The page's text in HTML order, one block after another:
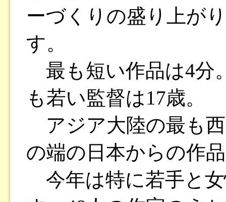
ーづくりの盛り上が
す。
最も短い作品は4分
も若い監督は17歳。
アジア大陸の最も
の端の日本からの作
今年は特に若手と